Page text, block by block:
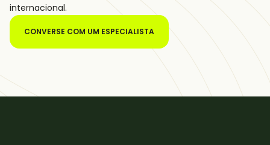
internacional.
CONVERSE COM UM ESPECIALISTA